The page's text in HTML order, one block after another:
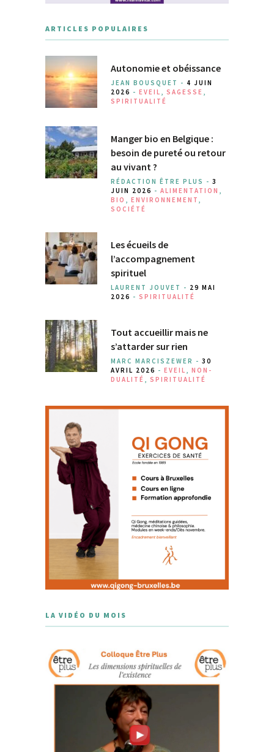
ARTICLES POPULAIRES
Autonomie et obéissance
JEAN BOUSQUET - 4 JUIN
2026 - EVEIL , SAGESSE ,
SPIRITUALITÉ
Manger bio en Belgique :
besoin de pureté ou retour
au vivant ?
RÉDACTION ÊTRE PLUS - 3
JUIN 2026 - ALIMENTATION ,
BIO , ENVIRONNEMENT ,
SOCIÉTÉ
Les écueils de
l’accompagnement
spirituel
LAURENT JOUVET - 29 MAI
2026 - SPIRITUALITÉ
Tout accueillir mais ne
s’attarder sur rien
MARC MARCISZEWER - 30
AVRIL 2026 - EVEIL , NON-
DUALITÉ , SPIRITUALITÉ
LA VIDÉO DU MOIS